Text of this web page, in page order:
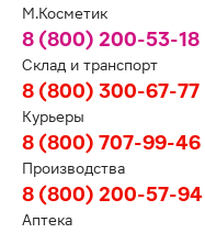
М.Косметик
8 (800) 200-53-18
Склад и транспорт
8 (800) 300-67-77
Курьеры
8 (800) 707-99-46
Производства
8 (800) 200-57-94
Аптека